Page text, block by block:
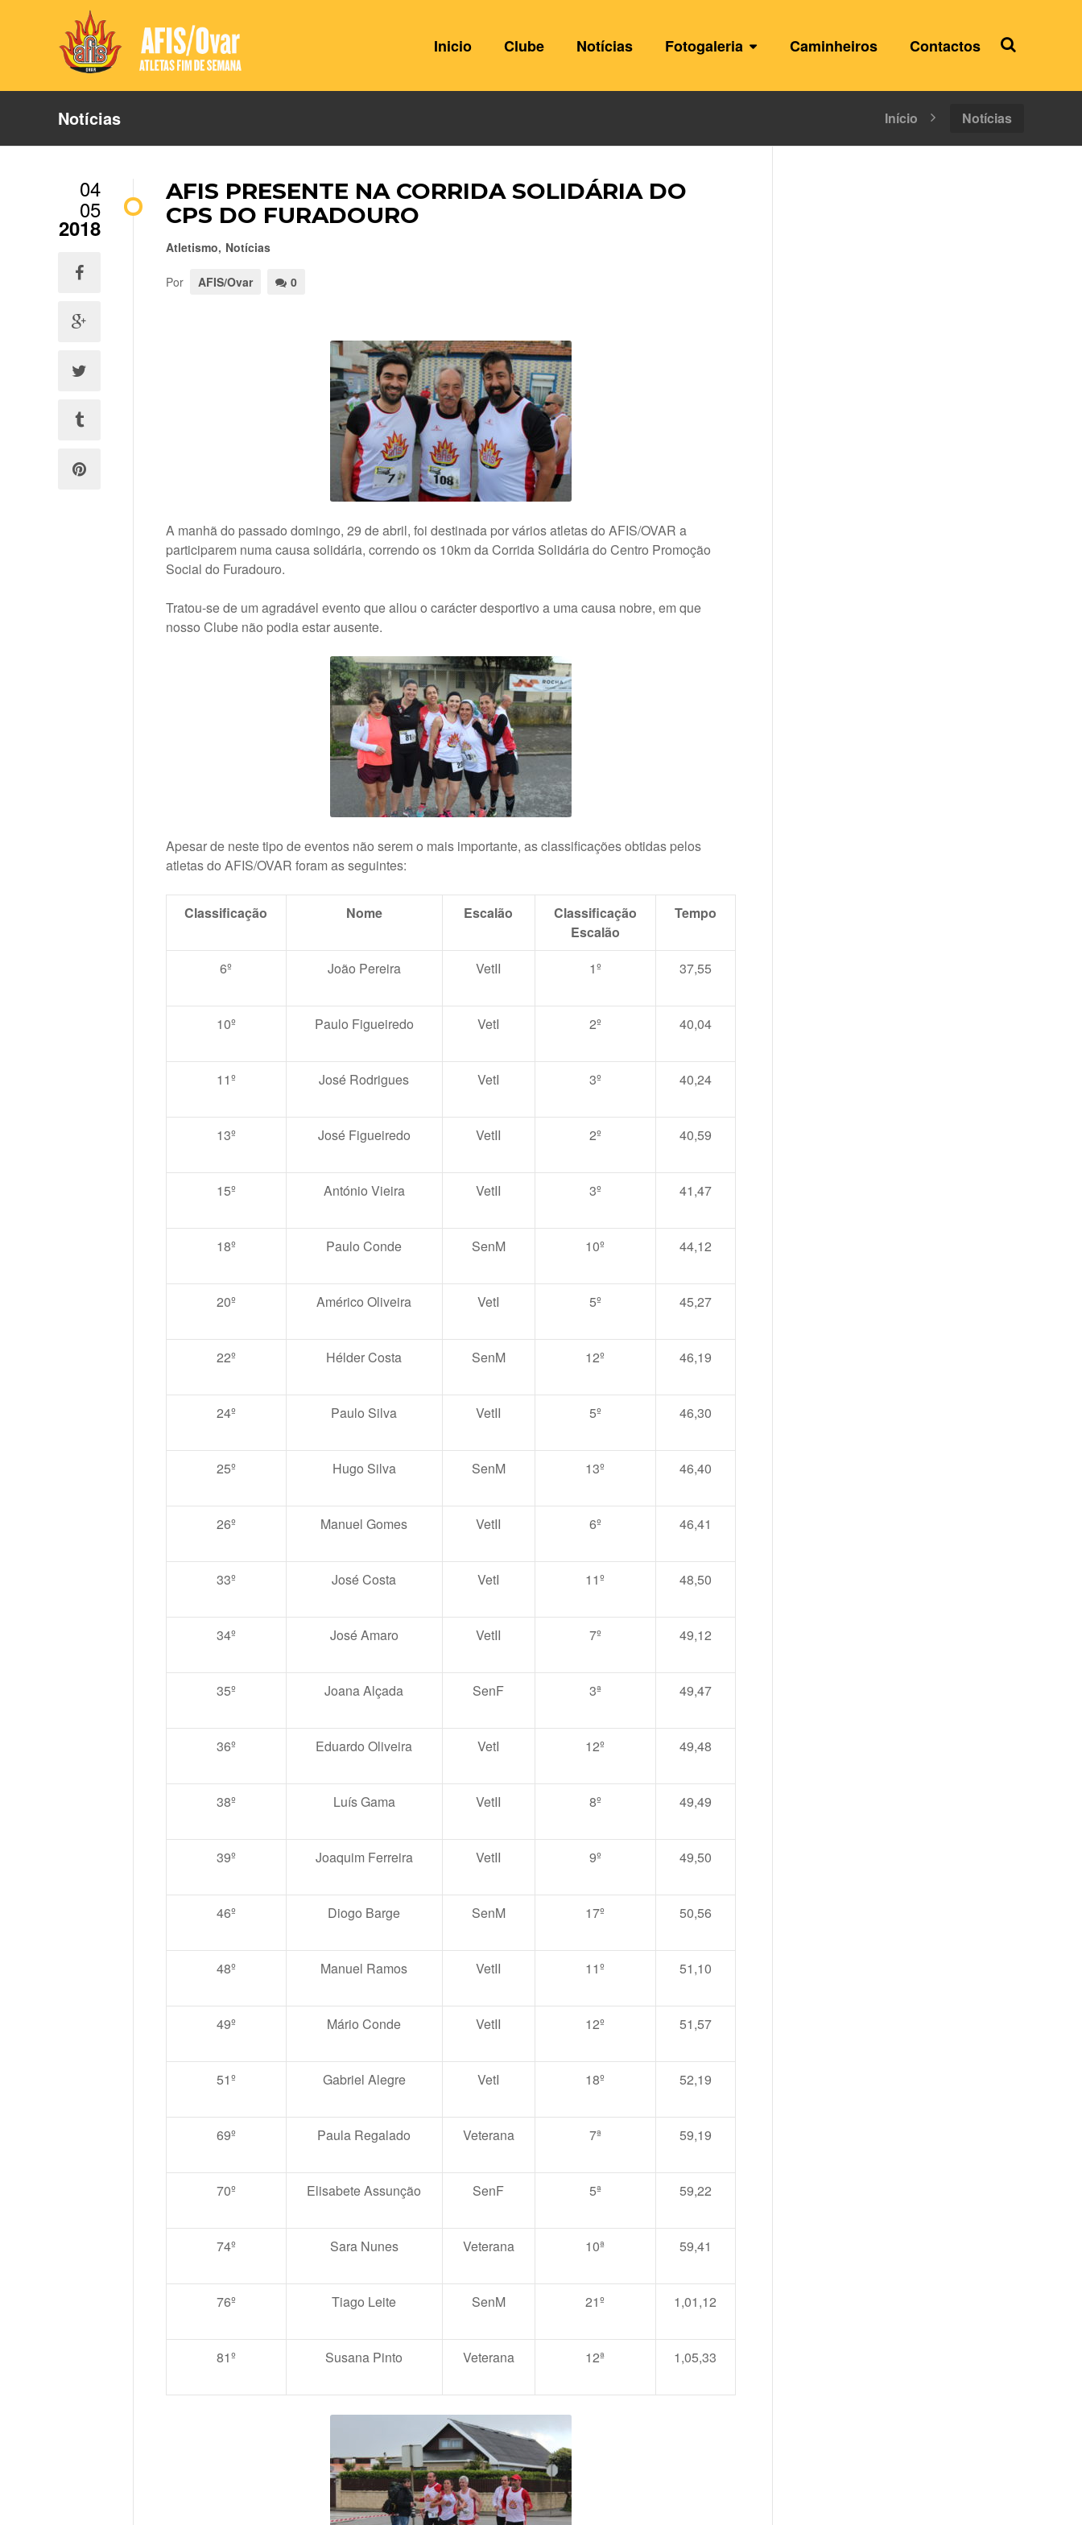
Inicio Clube Notícias Fotogaleria Caminheiros Contactos
Notícias Início Notícias
04
05
2018
AFIS PRESENTE NA CORRIDA SOLIDÁRIA DO
CPS DO FURADOURO
Atletismo, Notícias
Por AFIS/Ovar 0
A manhã do passado domingo, 29 de abril, foi destinada por vários atletas do AFIS/OVAR a
participarem numa causa solidária, correndo os 10km da Corrida Solidária do Centro Promoção
Social do Furadouro.
Tratou-se de um agradável evento que aliou o carácter desportivo a uma causa nobre, em que
nosso Clube não podia estar ausente.
Apesar de neste tipo de eventos não serem o mais importante, as classificações obtidas pelos
atletas do AFIS/OVAR foram as seguintes:
Classificação Nome Escalão
Classificação
Escalão
Tempo
6º João Pereira VetII 1º 37,55
10º Paulo Figueiredo VetI 2º 40,04
11º José Rodrigues VetI 3º 40,24
13º José Figueiredo VetII 2º 40,59
15º António Vieira VetII 3º 41,47
18º Paulo Conde SenM 10º 44,12
20º Américo Oliveira VetI 5º 45,27
22º Hélder Costa SenM 12º 46,19
24º Paulo Silva VetII 5º 46,30
25º Hugo Silva SenM 13º 46,40
26º Manuel Gomes VetII 6º 46,41
33º José Costa VetI 11º 48,50
34º José Amaro VetII 7º 49,12
35º Joana Alçada SenF 3ª 49,47
36º Eduardo Oliveira VetI 12º 49,48
38º Luís Gama VetII 8º 49,49
39º Joaquim Ferreira VetII 9º 49,50
46º Diogo Barge SenM 17º 50,56
48º Manuel Ramos VetII 11º 51,10
49º Mário Conde VetII 12º 51,57
51º Gabriel Alegre VetI 18º 52,19
69º Paula Regalado Veterana 7ª 59,19
70º Elisabete Assunção SenF 5ª 59,22
74º Sara Nunes Veterana 10ª 59,41
76º Tiago Leite SenM 21º 1,01,12
81º Susana Pinto Veterana 12ª 1,05,33